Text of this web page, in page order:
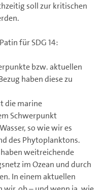
soll zur kritischen
für SDG 14:
bzw. aktuellen
haben diese zu
die marine
Schwerpunkt
so wie wir es
des Phytoplanktons.
weitreichende
im Ozean und durch
In einem aktuellen